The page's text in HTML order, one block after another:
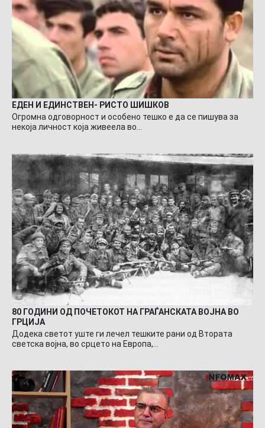
ЕДЕН И ЕДИНСТВЕН- РИСТО ШИШКОВ
Огромна одговорност и особено тешко е да се пишува за
некоја личност која живеела во…
80 ГОДИНИ ОД ПОЧЕТОКОТ НА ГРАЃАНСКАТА ВОЈНА ВО
ГРЦИЈА
Додека светот уште ги лечел тешките рани од Втората
светска војна, во срцето на Европа,…